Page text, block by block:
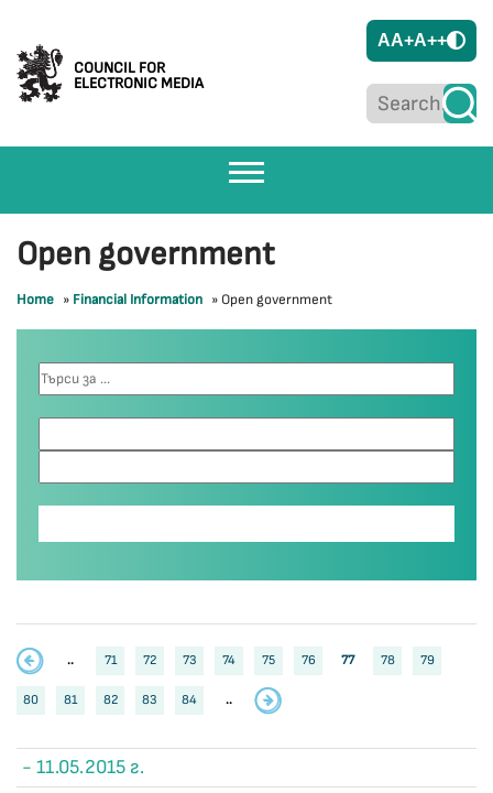
COUNCIL FOR
ELECTRONIC MEDIA
AA+A++
Open government
Home » Financial Information » Open government
.. 71 72 73 74 75 76 77 78 79
80 81 82 83 84 ..
- 11.05.2015 г.